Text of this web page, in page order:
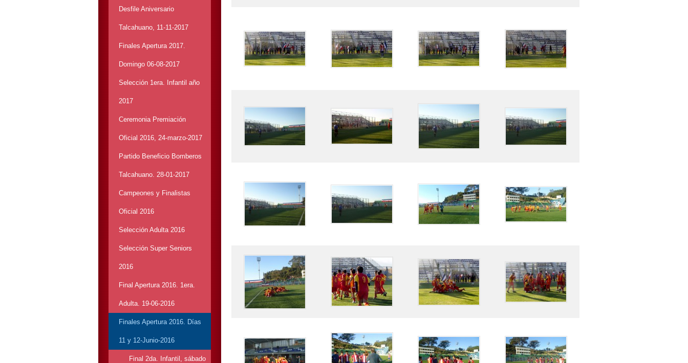
Desfile Aniversario
Talcahuano, 11-11-2017
Finales Apertura 2017.
Domingo 06-08-2017
Selección 1era. Infantil año
2017
Ceremonia Premiación
Oficial 2016, 24-marzo-2017
Partido Beneficio Bomberos
Talcahuano. 28-01-2017
Campeones y Finalistas
Oficial 2016
Selección Adulta 2016
Selección Super Seniors
2016
Final Apertura 2016. 1era.
Adulta. 19-06-2016
Finales Apertura 2016. Días
11 y 12-Junio-2016
Final 2da. Infantil, sábado